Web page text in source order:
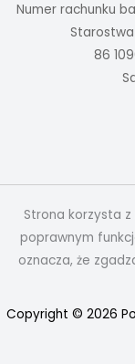
Numer rachunku
Starostwa
86
Strona korzysta
poprawnym
oznacza, że
Copyright © 2026